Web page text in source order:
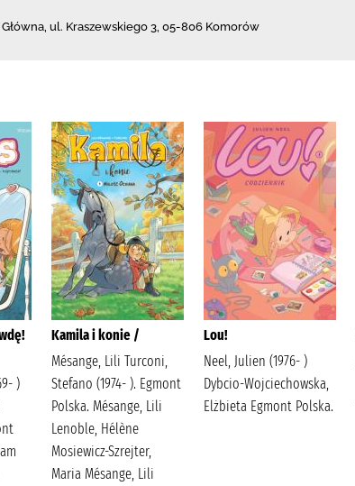
ul. Kraszewskiego 3, 05-806 Komorów
)
Kamila i konie /
Mésange, Lili Turconi,
Stefano (1974- ). Egmont
Polska. Mésange, Lili
Lenoble, Hélène
Mosiewicz-Szrejter,
Maria Mésange, Lili
Lou!
Neel, Julien (1976- )
Dybcio-Wojciechowska,
Elżbieta Egmont Polska.